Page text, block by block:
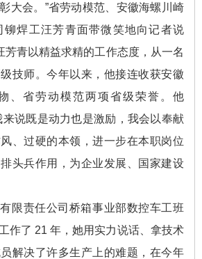
大会。”省劳动模范、安徽海螺川崎
铆焊工汪芳青面带微笑地向记者说
芳青以精益求精的工作态度，从一名
技师。今年以来，他接连收获安徽
、省劳动模范两项省级荣誉。他
来说既是动力也是激励，我会以奉献
、过硬的本领，进一步在本职岗位
排头兵作用，为企业发展、国家建设
限责任公司桥箱事业部数控车工班
作了 21 年，她用实力说话、拿技术
解决了许多生产上的难题，在今年